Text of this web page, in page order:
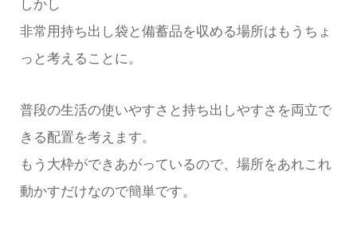
しかし
非常用持ち出し袋と備蓄品を収める場所はもうちょ
っと考えることに。
普段の生活の使いやすさと持ち出しやすさを両立で
きる配置を考えます。
もう大枠ができあがっているので、場所をあれこれ
動かすだけなので簡単です。